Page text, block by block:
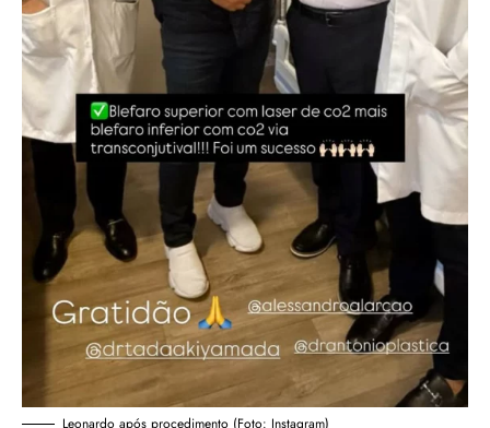
Leonardo após procedimento (Foto: Instagram)